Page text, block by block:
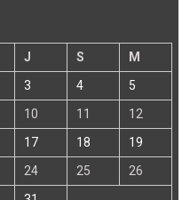
J S
M
3 4
5
10 11
12
17 18
19
24 25
26